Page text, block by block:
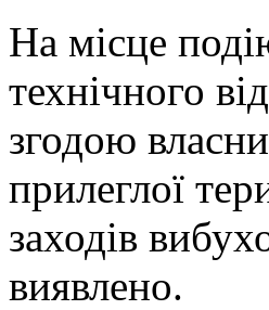
На місце
технічного
згодою
прилеглої
заходів
виявлено.